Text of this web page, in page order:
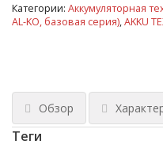
Категории: Аккумуляторная
AL-KO, базовая серия),AKKU
Обзор
Теги